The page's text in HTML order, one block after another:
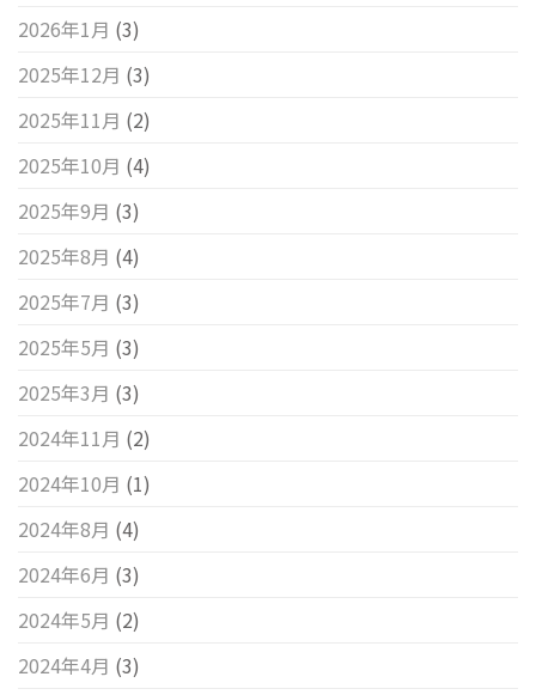
2026年1月 (3)
2025年12月 (3)
2025年11月 (2)
2025年10月 (4)
2025年9月 (3)
2025年8月 (4)
2025年7月 (3)
2025年5月 (3)
2025年3月 (3)
2024年11月 (2)
2024年10月 (1)
2024年8月 (4)
2024年6月 (3)
2024年5月 (2)
2024年4月 (3)